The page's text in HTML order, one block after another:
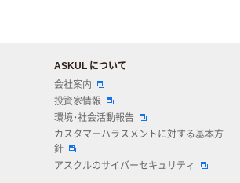
ASKUL について
会社案内
投資家情報
環境・社会活動報告
カスタマーハラスメントに対する基本方
針
アスクルのサイバーセキュリティ